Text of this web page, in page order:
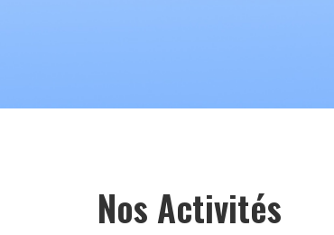
Nos Activités